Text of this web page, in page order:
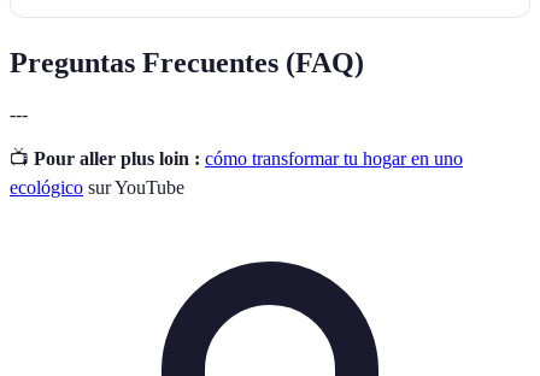
Preguntas Frecuentes (FAQ)
---
📺 Pour aller plus loin : cómo transformar tu hogar en uno
ecológico sur YouTube